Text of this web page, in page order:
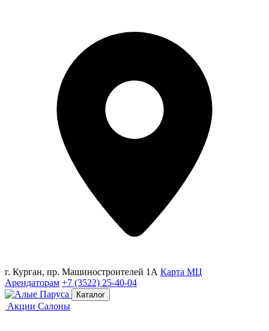
г. Курган, пр. Машиностроителей 1А Карта МЦ
Арендаторам +7 (3522) 25-40-04
Каталог
Акции Салоны